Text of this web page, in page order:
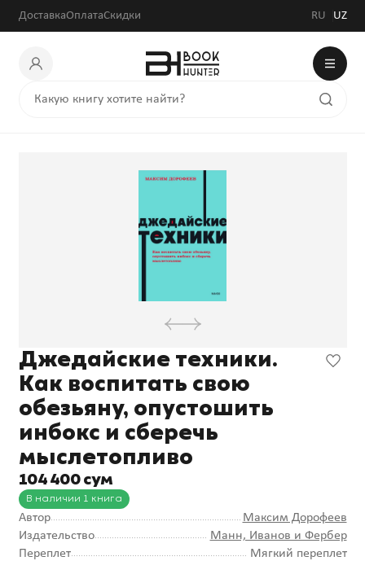
ДоставкаОплатаСкидки RU UZ
Джедайские техники.
Как воспитать свою
обезьяну, опустошить
инбокс и сберечь
мыслетопливо
104 400 сум
В наличии 1 книга
Автор
Максим Дорофеев
Издательство
Манн, Иванов и Фербер
Переплет
Мягкий переплет